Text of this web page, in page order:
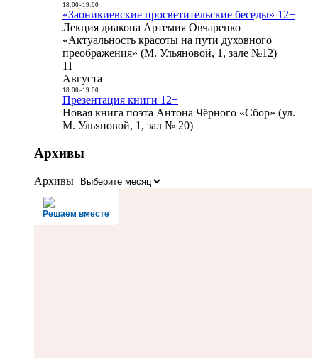
18:00- 19:00
«Заоникиевские просветительские беседы» 12+
Лекция диакона Артемия Овчаренко
«Актуальность красоты на пути духовного
преображения» (М. Ульяновой, 1, зале №12)
11
Августа
18:00- 19:00
Презентация книги 12+
Новая книга поэта Антона Чёрного «Сбор» (ул.
М. Ульяновой, 1, зал № 20)
Архивы
Архивы
Решаем вместе